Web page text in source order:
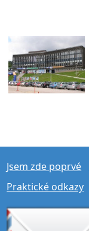
Jsem zde poprvé
Praktické odkazy